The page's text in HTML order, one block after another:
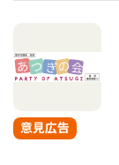
意見広告